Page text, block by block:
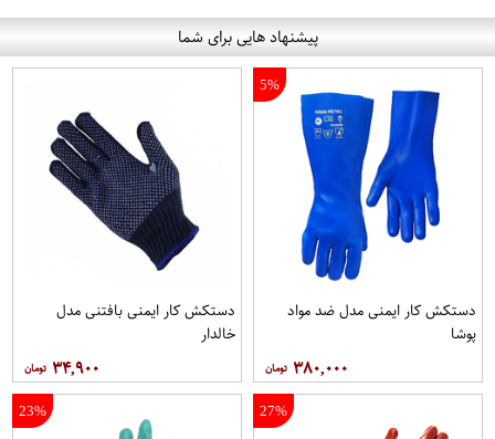
پیشنهاد هایی برای شما
5%
دستکش کار ایمنی مدل ضد مواد
پوشا
۳۸۰,۰۰۰
دستکش کار ایمنی بافتنی مدل
خالدار
۳۴,۹۰۰
27%
23%